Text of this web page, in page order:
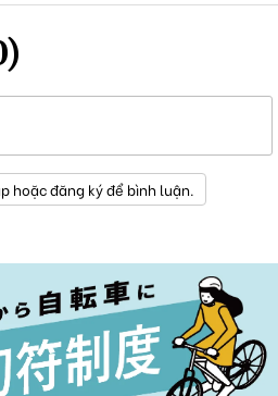
hoặc đăng ký để bình luận.